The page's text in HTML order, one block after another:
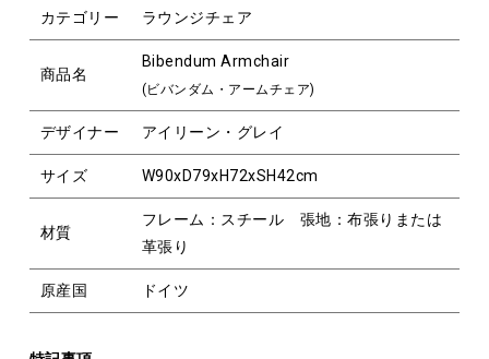
カテゴリー ラウンジチェア
商品名
Bibendum Armchair
(ビバンダム・アームチェア)
デザイナー アイリーン・グレイ
サイズ W90xD79xH72xSH42cm
材質
フレーム：スチール 張地：布張りまたは
革張り
原産国 ドイツ